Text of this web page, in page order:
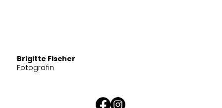
Brigitte Fischer
Fotografin